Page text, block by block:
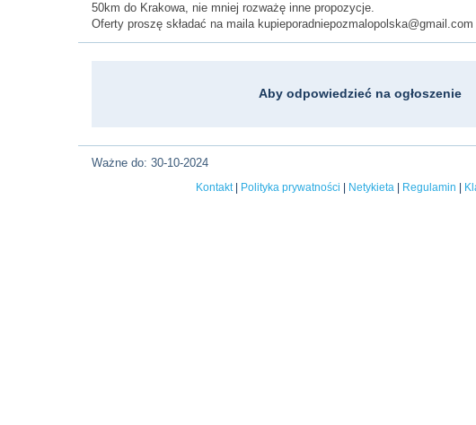
50km do Krakowa, nie mniej rozważę inne propozycje.
Oferty proszę składać na maila
Aby odpowiedzieć na ogłoszenie
Ważne do: 30-10-2024
Kontakt| Polityka prywatności Netykieta Regulamin